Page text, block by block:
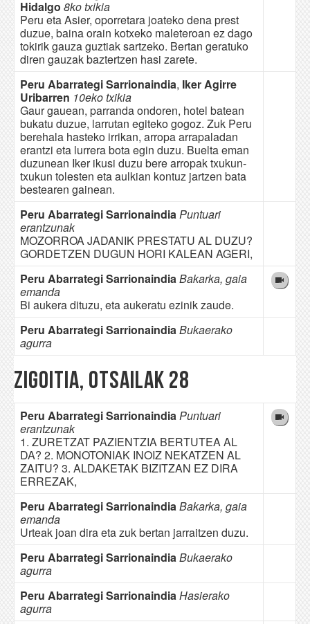
Hidalgo 8ko txikia
Peru eta Asier, oporretara joateko dena prest
duzue, baina orain kotxeko maleteroan ez dago
tokirik gauza guztiak sartzeko. Bertan geratuko
diren gauzak baztertzen hasi zarete.
Peru Abarrategi Sarrionaindia, Iker Agirre
Uribarren 10eko txikia
Gaur gauean, parranda ondoren, hotel batean
bukatu duzue, larrutan egiteko gogoz. Zuk Peru
berehala hasteko irrikan, arropa arrapaladan
erantzi eta lurrera bota egin duzu. Buelta eman
duzunean Iker ikusi duzu bere arropak txukun-
txukun tolesten eta aulkian kontuz jartzen bata
bestearen gainean.
Peru Abarrategi SarrionaindiaPuntuari
erantzunak
MOZORROA JADANIK PRESTATU AL DUZU?
GORDETZEN DUGUN HORI KALEAN AGERI,
Peru Abarrategi SarrionaindiaBakarka, gaia
emanda
Bi aukera dituzu, eta aukeratu ezinik zaude.
Peru Abarrategi SarrionaindiaBukaerako
agurra
Zigoitia, otsailak 28
Peru Abarrategi SarrionaindiaPuntuari
erantzunak
1. ZURETZAT PAZIENTZIA BERTUTEA AL
DA? 2. MONOTONIAK INOIZ NEKATZEN AL
ZAITU? 3. ALDAKETAK BIZITZAN EZ DIRA
ERREZAK,
Peru Abarrategi SarrionaindiaBakarka, gaia
emanda
Urteak joan dira eta zuk bertan jarraitzen duzu.
Peru Abarrategi SarrionaindiaBukaerako
agurra
Peru Abarrategi SarrionaindiaHasierako
agurra